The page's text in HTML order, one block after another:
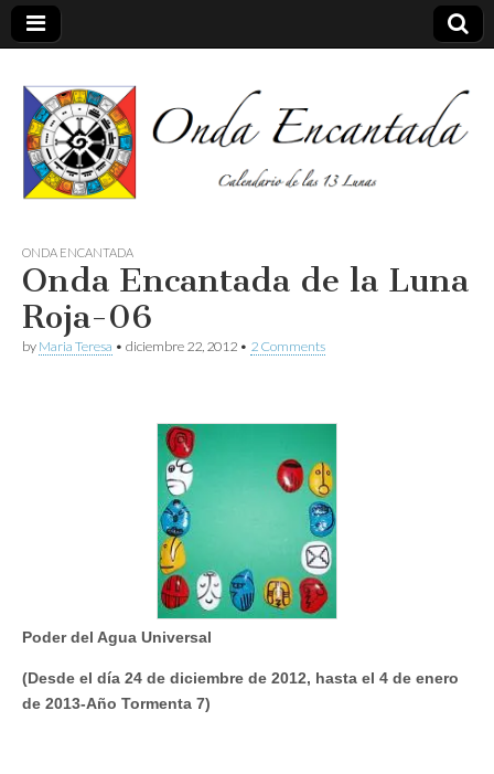
Onda
encantada
ONDA ENCANTADA
Onda Encantada de la Luna
Roja-06
by Maria Teresa • diciembre 22, 2012 • 2 Comments
Poder del Agua Universal
(Desde el día 24 de diciembre de 2012, hasta el 4 de enero
de 2013-Año Tormenta 7)